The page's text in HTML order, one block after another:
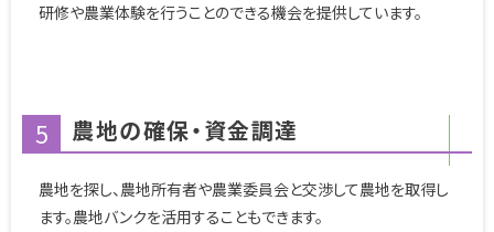
研修や農業体験を行うことのできる機会を提供しています。
5 農地の確保・資金調達
農地を探し、農地所有者や農業委員会と交渉して農地を取得し
ます。農地バンクを活用することもできます。